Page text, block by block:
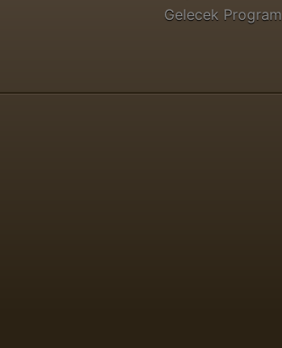
Gelecek Program